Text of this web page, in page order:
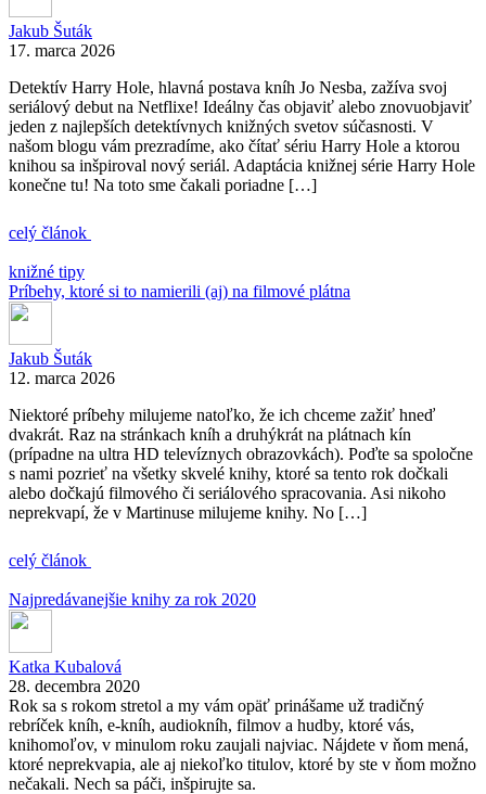
Jakub Šuták
17. marca 2026
Detektív Harry Hole, hlavná postava kníh Jo Nesba, zažíva svoj
seriálový debut na Netflixe! Ideálny čas objaviť alebo znovuobjaviť
jeden z najlepších detektívnych knižných svetov súčasnosti. V
našom blogu vám prezradíme, ako čítať sériu Harry Hole a ktorou
knihou sa inšpiroval nový seriál. Adaptácia knižnej série Harry Hole
konečne tu! Na toto sme čakali poriadne […]
celý článok
knižné tipy
Príbehy, ktoré si to namierili (aj) na filmové plátna
Jakub Šuták
12. marca 2026
Niektoré príbehy milujeme natoľko, že ich chceme zažiť hneď
dvakrát. Raz na stránkach kníh a druhýkrát na plátnach kín
(prípadne na ultra HD televíznych obrazovkách). Poďte sa spoločne
s nami pozrieť na všetky skvelé knihy, ktoré sa tento rok dočkali
alebo dočkajú filmového či seriálového spracovania. Asi nikoho
neprekvapí, že v Martinuse milujeme knihy. No […]
celý článok
Najpredávanejšie knihy za rok 2020
Katka Kubalová
28. decembra 2020
Rok sa s rokom stretol a my vám opäť prinášame už tradičný
rebríček kníh, e-kníh, audiokníh, filmov a hudby, ktoré vás,
knihomoľov, v minulom roku zaujali najviac. Nájdete v ňom mená,
ktoré neprekvapia, ale aj niekoľko titulov, ktoré by ste v ňom možno
nečakali. Nech sa páči, inšpirujte sa.